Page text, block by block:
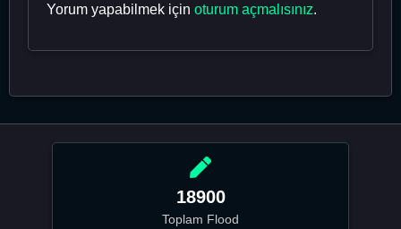
Yorum yapabilmek için oturum açmalısınız.
18900
Toplam Flood